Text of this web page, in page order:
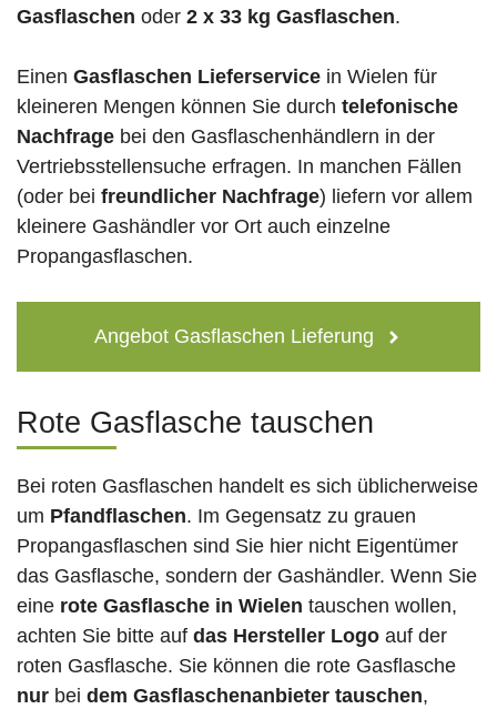
Gasflaschen oder 2 x 33 kg Gasflaschen.
Einen Gasflaschen Lieferservice in Wielen für
kleineren Mengen können Sie durch telefonische
Nachfrage bei den Gasflaschenhändlern in der
Vertriebsstellensuche erfragen. In manchen Fällen
(oder bei freundlicher Nachfrage) liefern vor allem
kleinere Gashändler vor Ort auch einzelne
Propangasflaschen.
Angebot Gasflaschen Lieferung
Rote Gasflasche tauschen
Bei roten Gasflaschen handelt es sich üblicherweise
um Pfandflaschen. Im Gegensatz zu grauen
Propangasflaschen sind Sie hier nicht Eigentümer
das Gasflasche, sondern der Gashändler. Wenn Sie
eine rote Gasflasche in Wielen tauschen wollen,
achten Sie bitte auf das Hersteller Logo auf der
roten Gasflasche. Sie können die rote Gasflasche
nur bei dem Gasflaschenanbieter tauschen,